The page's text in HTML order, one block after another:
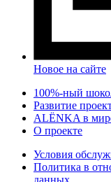
Новое на сайте
100%-ный
Развитие
ALЁNKA в
О проекте
Условия
Политика в
данных